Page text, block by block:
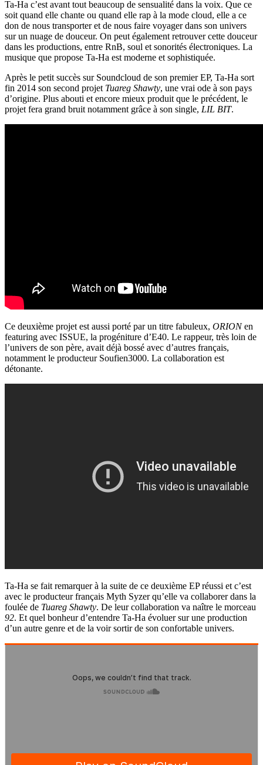
Ta-Ha c’est avant tout beaucoup de sensualité dans la voix. Que ce
soit quand elle chante ou quand elle rap à la mode cloud, elle a ce
don de nous transporter et de nous faire voyager dans son univers
sur un nuage de douceur. On peut également retrouver cette douceur
dans les productions, entre RnB, soul et sonorités électroniques. La
musique que propose Ta-Ha est moderne et sophistiquée.
Après le petit succès sur Soundcloud de son premier EP, Ta-Ha sort
fin 2014 son second projet Tuareg Shawty, une vrai ode à son pays
d’origine. Plus abouti et encore mieux produit que le précédent, le
projet fera grand bruit notamment grâce à son single, LIL BIT.
Ce deuxième projet est aussi porté par un titre fabuleux, ORIONen
featuring avec ISSUE, la progéniture d’E40. Le rappeur, très loin de
l’univers de son père, avait déjà bossé avec d’autres français,
notamment le producteur Soufien3000. La collaboration est
détonante.
Ta-Ha se fait remarquer à la suite de ce deuxième EP réussi et c’est
avec le producteur français Myth Syzer qu’elle va collaborer dans la
foulée de Tuareg Shawty. De leur collaboration va naître le morceau
92. Et quel bonheur d’entendre Ta-Ha évoluer sur une production
d’un autre genre et de la voir sortir de son confortable univers.